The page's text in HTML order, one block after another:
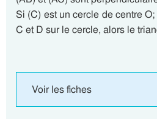
Si (C) est un cercle de centre
C et D sur le cercle, alors le
Voir les fiches